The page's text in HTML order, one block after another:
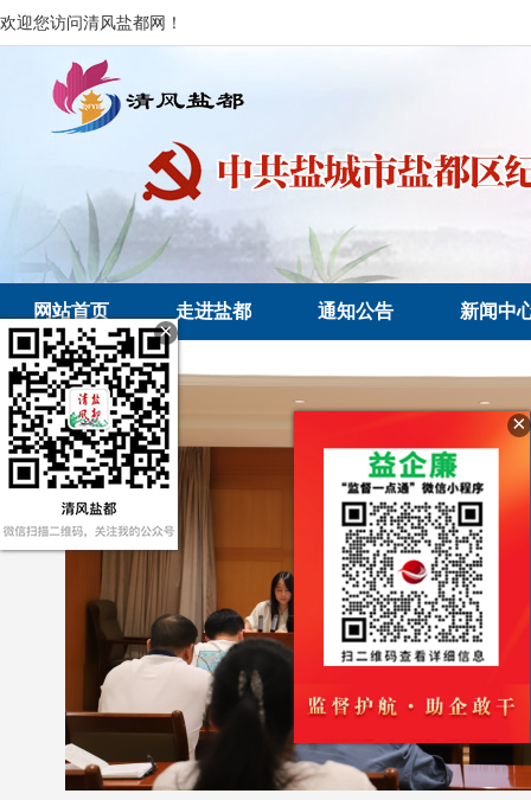
欢迎您访问清风盐都网！
网站首页 走进盐都 通知公告 新闻中
×
×